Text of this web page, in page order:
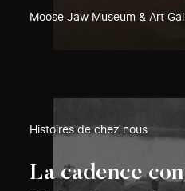
Moose Jaw Museum & Art
Histoires de chez nous
La cadence